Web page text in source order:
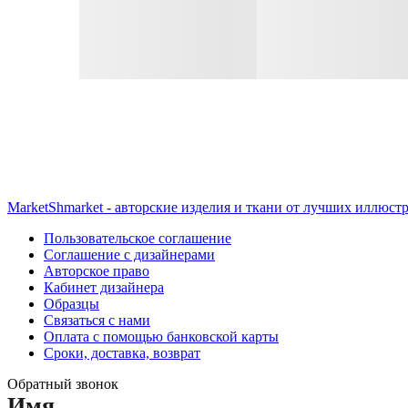
MarketShmarket - авторские изделия и ткани от лучших
Пользовательское соглашение
Соглашение с дизайнерами
Авторское право
Кабинет дизайнера
Образцы
Связаться с нами
Оплата с помощью банковской карты
Сроки, доставка, возврат
Обратный звонок